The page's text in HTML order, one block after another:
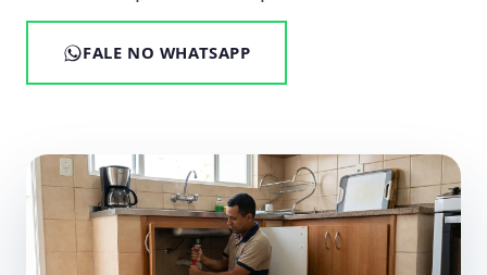
FALE NO WHATSAPP